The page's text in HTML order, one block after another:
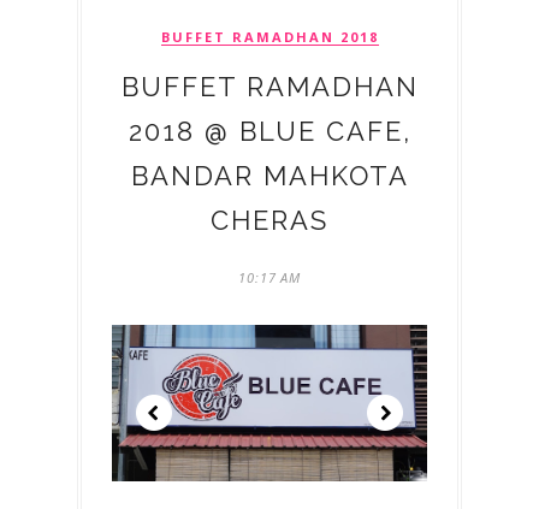
BUFFET RAMADHAN 2018
BUFFET RAMADHAN
2018 @ BLUE CAFE,
BANDAR MAHKOTA
CHERAS
10:17 AM